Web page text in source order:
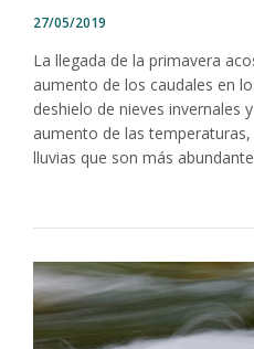
27/05/2019
La llegada de la primavera
aumento de los caudales en
deshielo de nieves invernales
aumento de las
lluvias que son más